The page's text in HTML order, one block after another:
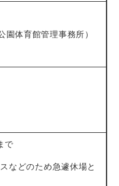
体育館管理事務所）
で
などのため急遽休場と